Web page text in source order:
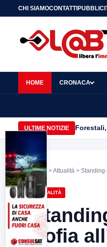
CHI SIAMOCONTATTI
HOME CRONACA
ULTIME NOTIZIE
Home >Attualità > Standing
ATTUALITÀ
Sofia